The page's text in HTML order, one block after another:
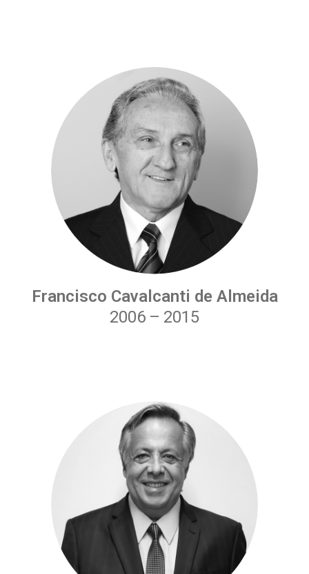
Francisco Cavalcanti de Almeida
2006 – 2015